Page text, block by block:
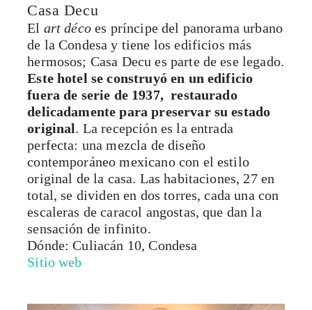
Casa Decu
El art décoes príncipe del panorama urbano
de la Condesa y tiene los edificios más
hermosos; Casa Decu es parte de ese legado.
Este hotel se construyó en un edificio
fuera de serie de 1937, restaurado
delicadamente para preservar su estado
original. La recepción es la entrada
perfecta: una mezcla de diseño
contemporáneo mexicano con el estilo
original de la casa. Las habitaciones, 27 en
total, se dividen en dos torres, cada una con
escaleras de caracol angostas, que dan la
sensación de infinito.
Dónde: Culiacán 10, Condesa
Sitio web